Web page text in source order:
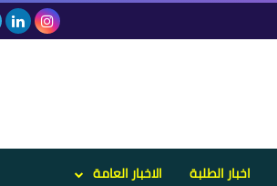
اخبار الطلبة الاخبار العامة